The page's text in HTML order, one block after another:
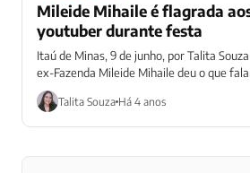
Mileide Mihaile é flagrada
youtuber durante festa
Itaú de Minas, 9 de junho, por Talita
ex-Fazenda Mileide Mihaile deu o que
Talita Souza Há 4 anos